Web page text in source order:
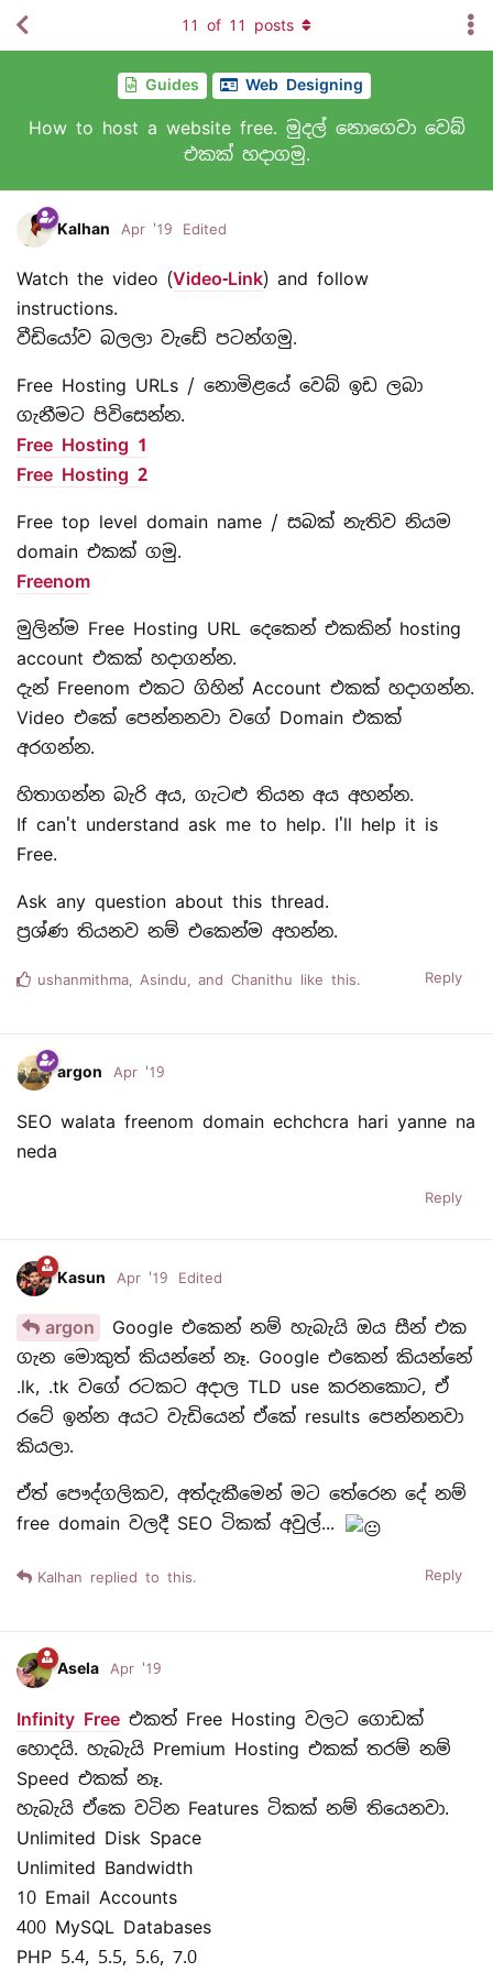
Guides Web Designing
How to host a website free. මුදල් නොගෙවා වෙබ්
එකක් හදාගමු.
11 of 11 posts
Kalhan Apr '19 Edited
Watch the video (Video-Link) and follow
instructions.
වීඩියෝව බලලා වැඩේ පටන්ගමු.
Free Hosting URLs / නොමිළයේ වෙබ් ඉඩ ලබා
ගැනීමට පිවිසෙන්න.
Free Hosting 1
Free Hosting 2
Free top level domain name / සබක් නැතිව නියම
domain එකක් ගමු.
Freenom
මුලින්ම Free Hosting URL දෙකෙන් එකකින් hosting
account එකක් හදාගන්න.
දැන් Freenom එකට ගිහින් Account එකක් හදාගන්න.
Video එකේ පෙන්නනවා වගේ Domain එකක්
අරගන්න.
හිතාගන්න බැරි අය, ගැටළු තියන අය අහන්න.
If can't understand ask me to help. I'll help it is
Free.
Ask any question about this thread.
ප්‍රශ්ණ තියනව නම් එකෙන්ම අහන්න.
Reply
ushanmithma, Asindu, and Chanithu like this.
argon Apr '19
SEO walata freenom domain echchcra hari yanne na
neda
Reply
Kasun Apr '19 Edited
argon
Google එකෙන් නම් හැබැයි ඔය සීන් එක
ගැන මොකුත් කියන්නේ නෑ. Google එකෙන් කියන්නේ
.lk, .tk වගේ රටකට අදාල TLD use කරනකොට, ඒ
රටේ ඉන්න අයට වැඩියෙන් ඒකේ results පෙන්නනවා
කියලා.
ඒත් පෞද්ගලිකව, අත්දැකීමෙන් මට තේරෙන දේ නම්
free domain වලදී SEO ටිකක් අවුල්...
Reply
Kalhan replied to this.
Asela Apr '19
Infinity Free එකත් Free Hosting වලට ගොඩක්
හොදයි. හැබැයි Premium Hosting එකක් තරම් නම්
Speed එකක් නෑ.
හැබැයි ඒකෙ වටින Features ටිකක් නම් තියෙනවා‍.
Unlimited Disk Space
Unlimited Bandwidth
10 Email Accounts
400 MySQL Databases
PHP 5.4, 5.5, 5.6, 7.0